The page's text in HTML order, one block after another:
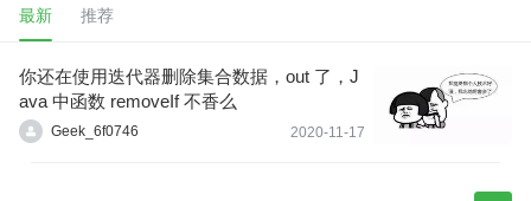
最新 推荐
你还在使用迭代器删除集合数据，out 了，J
ava 中函数 removeIf 不香么
Geek_6f0746 2020-11-17